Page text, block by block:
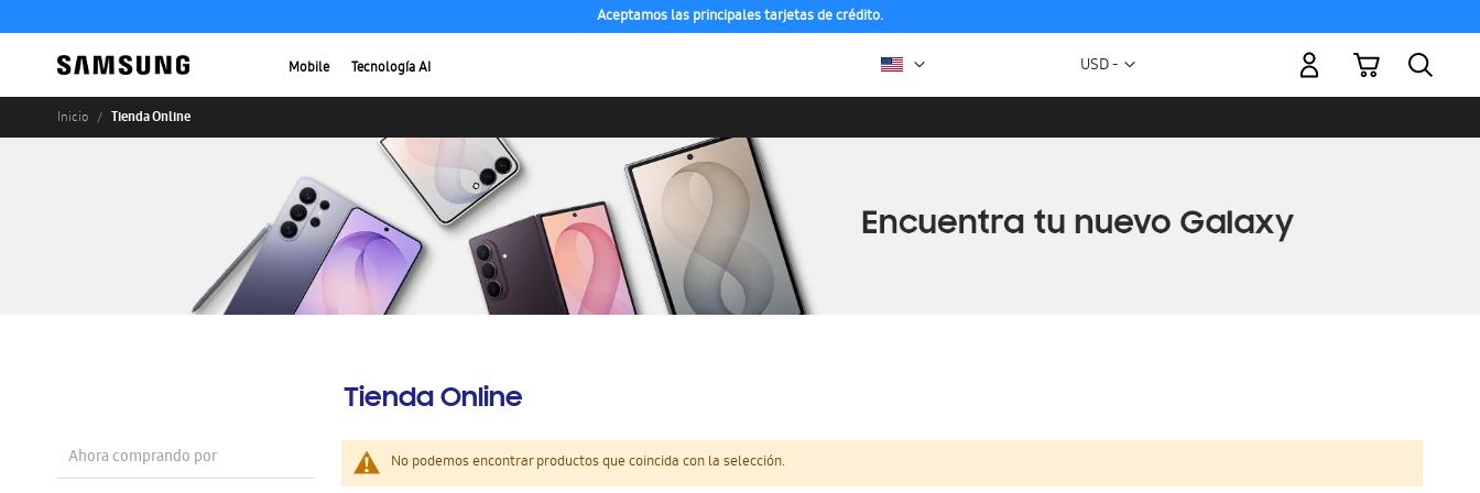
Aceptamos las principales tarjetas de crédito.
Mobile Tecnología AI Moneda
USD -
Mi carrito
Inicio Tienda Online
Tienda Online
No podemos encontrar productos que coincida con la selección.
Ahora comprando por